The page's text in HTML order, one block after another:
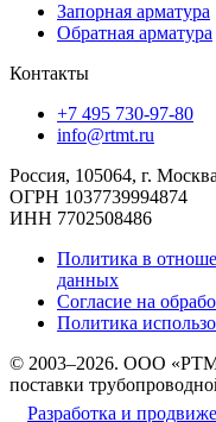
Запорная арматура
Обратная арматура
Контакты
+7 495 730-97-80
info@rtmt.ru
Россия, 105064, г.
ОГРН 1037739994874
ИНН 7702508486
Политика в
данных
Согласие на
Политика
© 2003–2026. ООО
поставки
Разработка и